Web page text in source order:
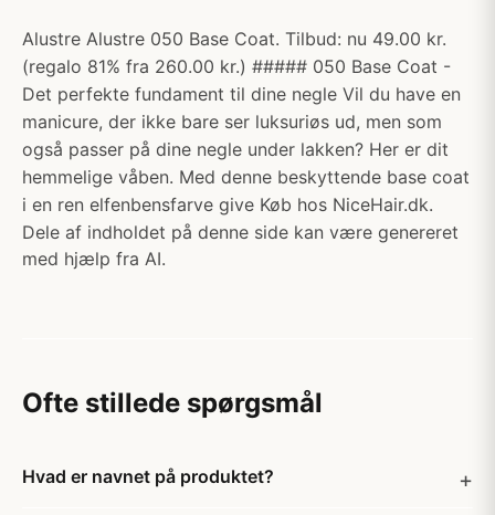
Alustre Alustre 050 Base Coat. Tilbud: nu 49.00 kr.
(regalo 81% fra 260.00 kr.) ##### 050 Base Coat -
Det perfekte fundament til dine negle Vil du have en
manicure, der ikke bare ser luksuriøs ud, men som
også passer på dine negle under lakken? Her er dit
hemmelige våben. Med denne beskyttende base coat
i en ren elfenbensfarve give Køb hos NiceHair.dk.
Dele af indholdet på denne side kan være genereret
med hjælp fra AI.
Ofte stillede spørgsmål
Hvad er navnet på produktet?